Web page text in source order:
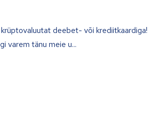
deebet- või krediitkaardiga!
varem tänu meie u